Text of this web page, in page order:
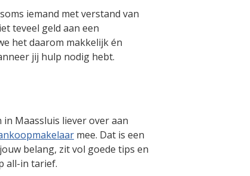
iemand met verstand van
teveel geld aan een
het daarom makkelijk én
jij hulp nodig hebt.
Maassluis liever over aan
mee. Dat is een
belang, zit vol goede tips en
all-in tarief.